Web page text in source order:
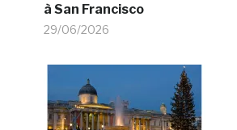
à San Francisco
29/06/2026